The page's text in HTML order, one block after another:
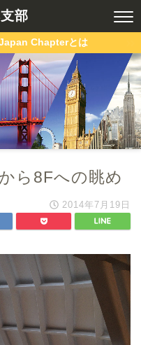
部
Chapterとは
ら8Fへの眺め
2014年7月19日